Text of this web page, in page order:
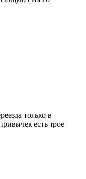
только в
есть трое